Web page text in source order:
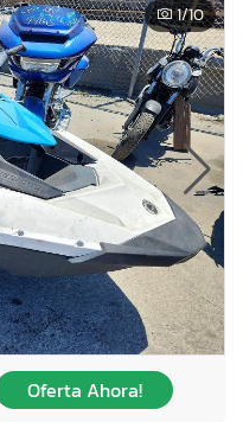
1/10
Oferta Ahora!